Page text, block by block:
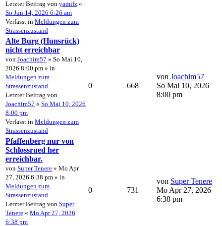
Letzter Beitrag von yamifz «
So Jun 14, 2026 6:26 am
Verfasst in Meldungen zum
Strassenzustand
Alte Burg (Hunsrück)
nicht erreichbar
von Joachim57 » So Mai 10,
2026 8:00 pm » in
Meldungen zum
Strassenzustand
Letzter Beitrag von
Joachim57 « So Mai 10, 2026
8:00 pm
Verfasst in Meldungen zum
Strassenzustand
0 668
von Joachim57
So Mai 10, 2026
8:00 pm
Pfaffenberg nur von
Schlossrued her
erreichbar.
von Super Tenere » Mo Apr
27, 2026 6:38 pm » in
Meldungen zum
Strassenzustand
Letzter Beitrag von Super
Tenere « Mo Apr 27, 2026
6:38 pm
0 731
von Super Tenere
Mo Apr 27, 2026
6:38 pm